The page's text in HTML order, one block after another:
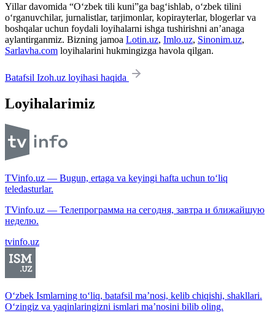
Yillar davomida “O‘zbek tili kuni”ga bag‘ishlab, o‘zbek tilini
o‘rganuvchilar, jurnalistlar, tarjimonlar, kopirayterlar, blogerlar va
boshqalar uchun foydali loyihalarni ishga tushirishni an’anaga
aylantirganmiz. Bizning jamoa Lotin.uz, Imlo.uz, Sinonim.uz,
Sarlavha.com loyihalarini hukmingizga havola qilgan.
Batafsil Izoh.uz loyihasi haqida
Loyihalarimiz
TVinfo.uz — Bugun, ertaga va keyingi hafta uchun to‘liq
teledasturlar.
TVinfo.uz — Телепрограмма на сегодня, завтра и ближайшую
неделю.
tvinfo.uz
O‘zbek Ismlarning to‘liq, batafsil ma’nosi, kelib chiqishi, shakllari.
O‘zingiz va yaqinlaringizni ismlari ma’nosini bilib oling.